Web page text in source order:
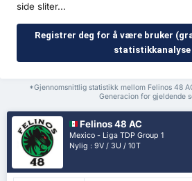
side sliter...
Registrer deg for å være bruker
statistikkanalyse
*Gjennomsnittlig statistikk mellom Felinos 48
Generacion for gjeldende
Felinos 48 AC
Mexico - Liga TDP Group 1
Nylig : 9V / 3U / 10T